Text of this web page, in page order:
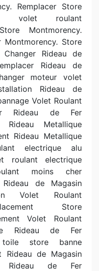
Remplacer Store
volet roulant
Montmorency.
Montmorency. Store
Rideau de
Rideau de
moteur volet
Rideau de
Volet Roulant
Rideau de Fer
Rideau Metallique
Rideau Metallique
electrique alu
roulant electrique
moins cher
Rideau de Magasin
Volet Roulant
Store
Volet Roulant
Rideau de Fer
toile store banne
Rideau de Magasin
Rideau de Fer